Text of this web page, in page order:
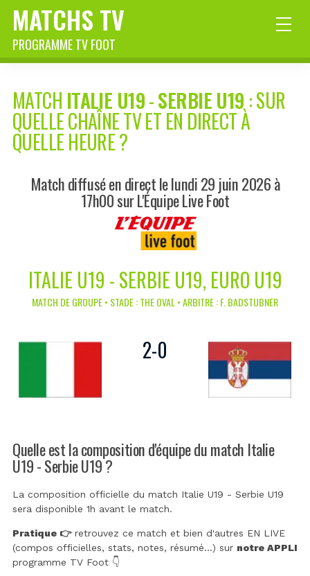
MATCHS TV
PROGRAMME TV FOOT
MATCH ITALIE U19-SERBIE U19 : SUR
QUELLE CHAÎNE TV ET EN DIRECT À
QUELLE HEURE ?
Match diffusé en direct le lundi 29 juin 2026 à
17h00 sur L'Équipe Live Foot
ITALIE U19 - SERBIE U19, EURO U19
MATCH DE GROUPE • STADE : THE OVAL • ARBITRE : F. BADSTUBNER
2-0
Quelle est la composition d'équipe du match Italie
U19 - Serbie U19 ?
La composition officielle du match Italie U19 - Serbie U19
sera disponible 1h avant le match.
Pratique 👉retrouvez ce match et bien d'autres EN LIVE
(compos officielles, stats, notes, résumé...) sur notre APPLI
programme TV Foot 👇